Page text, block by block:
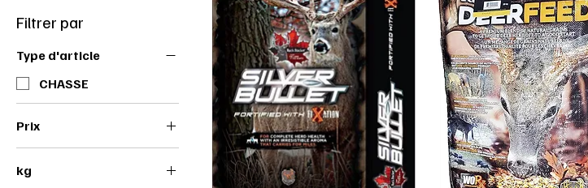
Filtrer par
Type d'article
CHASSE
Prix
10 $CA 85 $CA
kg